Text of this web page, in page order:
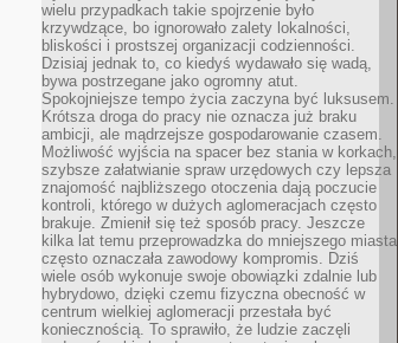
wielu przypadkach takie spojrzenie było
krzywdzące, bo ignorowało zalety lokalności,
bliskości i prostszej organizacji codzienności.
Dzisiaj jednak to, co kiedyś wydawało się wadą,
bywa postrzegane jako ogromny atut.
Spokojniejsze tempo życia zaczyna być luksusem.
Krótsza droga do pracy nie oznacza już braku
ambicji, ale mądrzejsze gospodarowanie czasem.
Możliwość wyjścia na spacer bez stania w korkach,
szybsze załatwianie spraw urzędowych czy lepsza
znajomość najbliższego otoczenia dają poczucie
kontroli, którego w dużych aglomeracjach często
brakuje. Zmienił się też sposób pracy. Jeszcze
kilka lat temu przeprowadzka do mniejszego miasta
często oznaczała zawodowy kompromis. Dziś
wiele osób wykonuje swoje obowiązki zdalnie lub
hybrydowo, dzięki czemu fizyczna obecność w
centrum wielkiej aglomeracji przestała być
koniecznością. To sprawiło, że ludzie zaczęli